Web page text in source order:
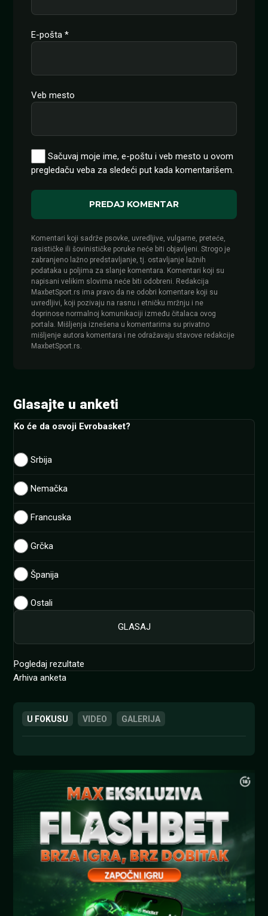
E-pošta *
Veb mesto
Sačuvaj moje ime, e-poštu i veb mesto u ovom
pregledaču veba za sledeći put kada komentarišem.
Komentari koji sadrže psovke, uvredljive, vulgarne, preteće,
rasističke ili šovinističke poruke neće biti objavljeni. Strogo je
zabranjeno lažno predstavljanje, tj. ostavljanje lažnih
podataka u poljima za slanje komentara. Komentari koji su
napisani velikim slovima neće biti odobreni. Redakcija
MaxbetSport.rs ima pravo da ne odobri komentare koji su
uvredljivi, koji pozivaju na rasnu i etničku mržnju i ne
doprinose normalnoj komunikaciji između čitalaca ovog
portala. Mišljenja iznešena u komentarima su privatno
mišljenje autora komentara i ne odražavaju stavove redakcije
MaxbetSport.rs.
Glasajte u anketi
Ko će da osvoji Evrobasket?
Srbija
Nemačka
Francuska
Grčka
Španija
Ostali
Pogledaj rezultate
Arhiva anketa
U FOKUSU VIDEO GALERIJA